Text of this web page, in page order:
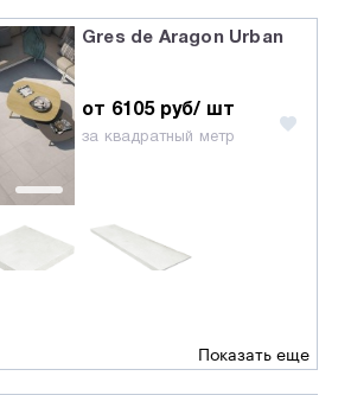
Gres de Aragon Urban
от 6105 руб/ шт
за квадратный метр
Показать еще